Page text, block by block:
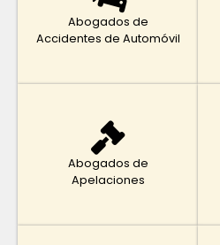
Abogados de
Accidentes de Automóvil
Abogados de
Apelaciones